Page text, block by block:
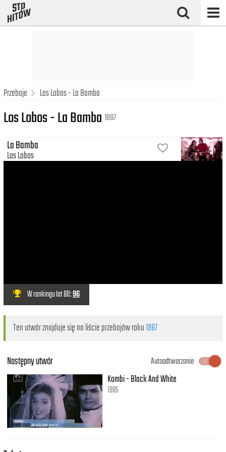
Przeboje Los Lobos - La Bamba
Los Lobos - La Bamba 1987
La Bamba
Los Lobos
W rankingu lat 80:96
Ten utwór znajduje się na liście przebojów roku1987
Następny utwór
Autoodtwarzanie
Kombi - Black And White
1985